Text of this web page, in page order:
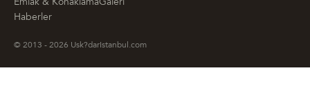
Emlak & KonaklamaGaleri
Haberler
© 2013 - 2026 Usk?darIstanbul.com